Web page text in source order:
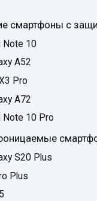
смартфоны с
Note 10
A52
Pro
A72
Note 10 Pro
S20 Plus
Plus